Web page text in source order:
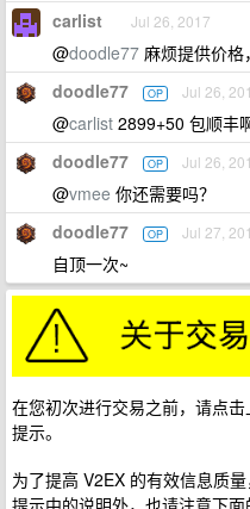
carlist Jul 26, 2017
@doodle77 麻烦提供价格
doodle77 OP Jul 26,
@carlist 2899+50 包顺丰
doodle77 OP Jul 26,
@vmee 你还需要吗？
doodle77 OP Jul 27,
自顶一次~
在您初次进行交易之前，请点
提示。
为了提高 V2EX 的有效信息质